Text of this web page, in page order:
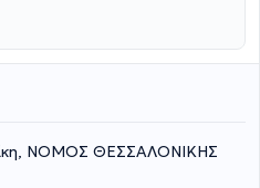
στον Σακχαρώδη Διαβήτη
μέλος του Ιατρικού Συλλόγου
πλήθος ελληνικών
ΝΟΜΟΣ ΘΕΣΣΑΛΟΝΙΚΗΣ